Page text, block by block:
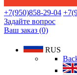
+7(950)858-29-04
Задайте вопрос
Ваш заказ (0)
RUS